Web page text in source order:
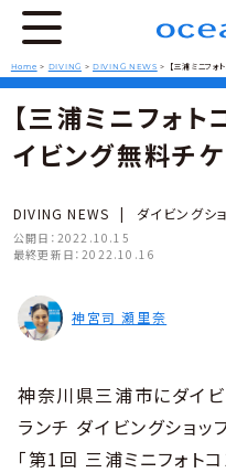
Home > DIVING >DIVING NEWS > 【三浦ミニフォ
【三浦ミニフォト
イビング無料チ
DIVING NEWS | ダイビングシ
公開日： 2022.10.15
最終更新日： 2022.10.16
神宮司 瀬里奈
神奈川県三浦市にダイビ
ランチ ダイビングショ
「第1回 三浦ミニフォト